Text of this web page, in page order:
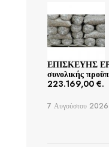
ΕΠΙΣΚΕΥΗΣ
συνολικής
223.169,00 €.
7 Αυγούστου 2026